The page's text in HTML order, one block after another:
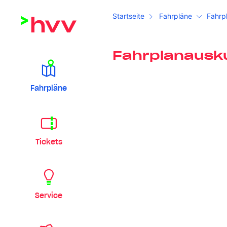
Startseite Fahrpläne
Fahrpläne
Tickets
Service